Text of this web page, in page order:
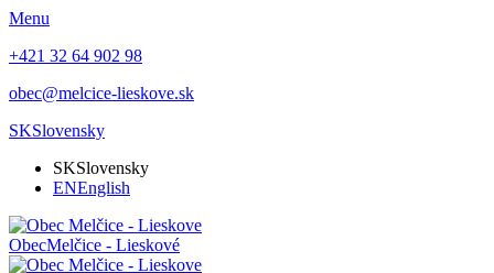
Menu
+421 32 64 902 98
obec@melcice-lieskove.sk
SKSlovensky
SKSlovensky
ENEnglish
ObecMelčice - Lieskové